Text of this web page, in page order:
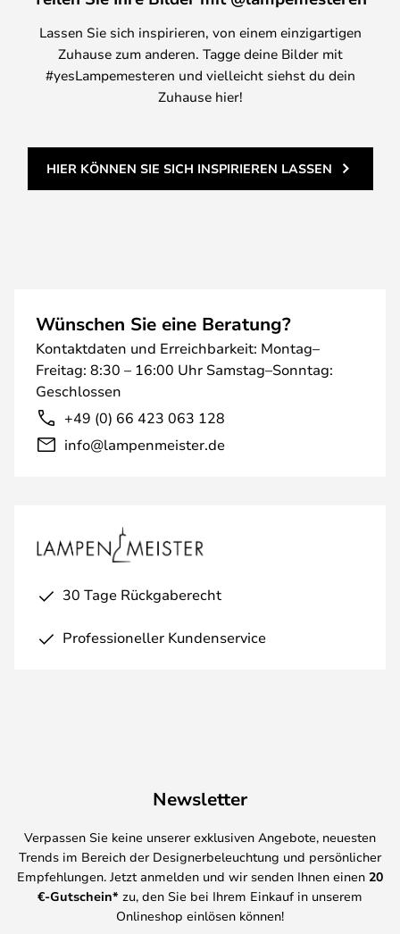
Lassen Sie sich inspirieren, von einem einzigartigen
Zuhause zum anderen. Tagge deine Bilder mit
#yesLampemesteren und vielleicht siehst du dein
Zuhause hier!
HIER KÖNNEN SIE SICH INSPIRIEREN LASSEN
Wünschen Sie eine Beratung?
Kontaktdaten und Erreichbarkeit: Montag–
Freitag: 8:30 – 16:00 Uhr Samstag–Sonntag:
Geschlossen
+49 (0) 66 423 063 128
info@lampenmeister.de
30 Tage Rückgaberecht
Professioneller Kundenservice
Newsletter
Verpassen Sie keine unserer exklusiven Angebote, neuesten
Trends im Bereich der Designerbeleuchtung und persönlicher
Empfehlungen. Jetzt anmelden und wir senden Ihnen einen 20
€-Gutschein* zu, den Sie bei Ihrem Einkauf in unserem
Onlineshop einlösen können!